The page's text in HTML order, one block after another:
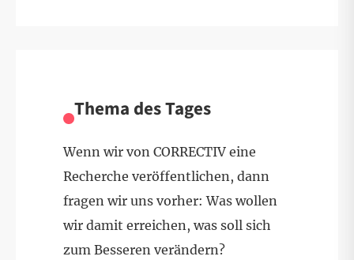
Thema des Tages
Wenn wir von CORRECTIV eine
Recherche veröffentlichen, dann
fragen wir uns vorher: Was wollen
wir damit erreichen, was soll sich
zum Besseren verändern?